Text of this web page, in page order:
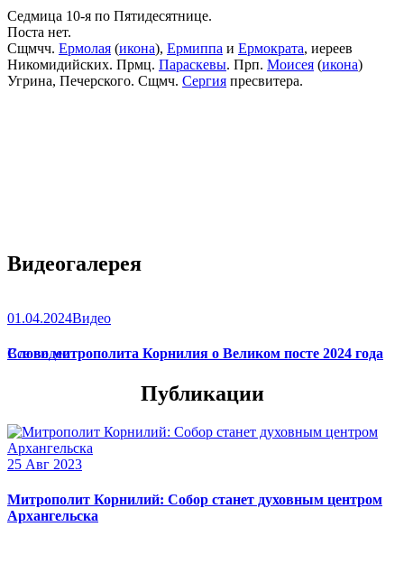
Седмица 10-я по Пятидесятнице.
Поста нет.
Сщмчч. Ермолая (икона), Ермиппа и Ермократа, иереев
Никомидийских. Прмц. Параскевы. Прп. Моисея (икона)
Угрина, Печерского. Сщмч. Сергия пресвитера.
Видеогалерея
01.04.2024Видео
Слово митрополита Корнилия о Великом посте 2024 года
Все видео
Публикации
25 Авг 2023
Митрополит Корнилий: Собор станет духовным центром
Архангельска